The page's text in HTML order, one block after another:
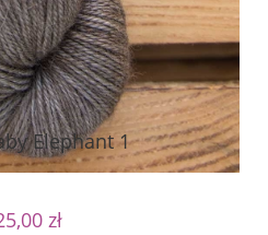
Elephant 1
zł